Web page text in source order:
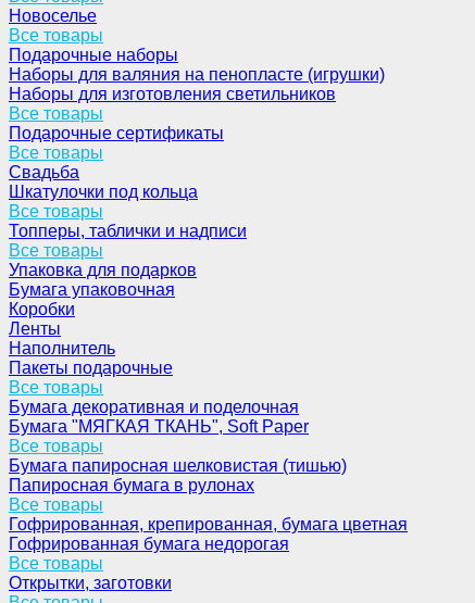
Новоселье
Все товары
Подарочные наборы
Наборы для валяния на пенопласте (игрушки)
Наборы для изготовления светильников
Все товары
Подарочные сертификаты
Все товары
Свадьба
Шкатулочки под кольца
Все товары
Топперы, таблички и надписи
Все товары
Упаковка для подарков
Бумага упаковочная
Коробки
Ленты
Наполнитель
Пакеты подарочные
Все товары
Бумага декоративная и поделочная
Бумага "МЯГКАЯ ТКАНЬ", Soft Paper
Все товары
Бумага папиросная шелковистая (тишью)
Папиросная бумага в рулонах
Все товары
Гофрированная, крепированная, бумага цветная
Гофрированная бумага недорогая
Все товары
Открытки, заготовки